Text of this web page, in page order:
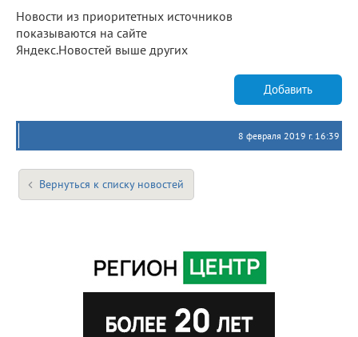
Новости из приоритетных источников
показываются на сайте
Яндекс.Новостей выше других
Добавить
8 февраля 2019 г. 16:39
Вернуться к списку новостей